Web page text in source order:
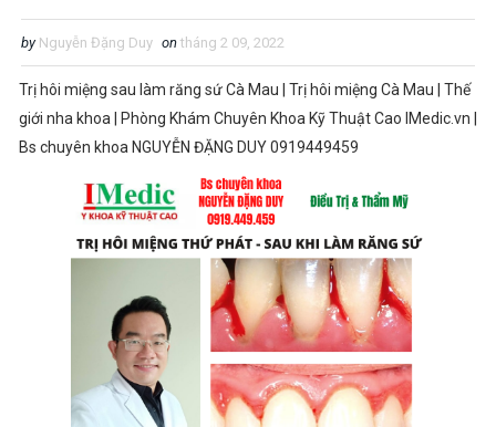
by Nguyễn Đặng Duy on tháng 2 09, 2022
Trị hôi miệng sau làm răng sứ Cà Mau | Trị hôi miệng Cà Mau | Thế
giới nha khoa | Phòng Khám Chuyên Khoa Kỹ Thuật Cao IMedic.vn |
Bs chuyên khoa NGUYỄN ĐẶNG DUY 0919449459